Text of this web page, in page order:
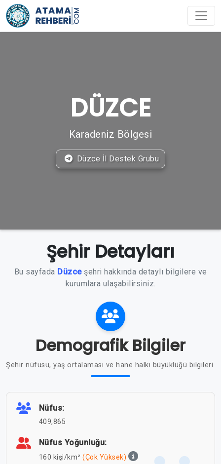
DÜZCE
Karadeniz Bölgesi
Düzce İl Destek Grubu
Şehir Detayları
Bu sayfada Düzce şehri hakkında detaylı bilgilere ve
kurumlara ulaşabilirsiniz.
Demografik Bilgiler
Şehir nüfusu, yaş ortalaması ve hane halkı büyüklüğü bilgileri.
Nüfus:
409,865
Nüfus Yoğunluğu:
160 kişi/km² (Çok Yüksek)